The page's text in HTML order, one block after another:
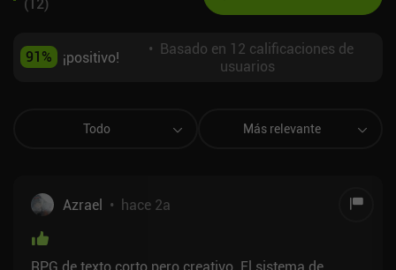
91% ¡positivo! • Basado en 12 calificaciones de
usuarios
Todo Más relevante
Azrael • hace 2a